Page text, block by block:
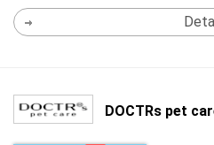
DOCTRs pet